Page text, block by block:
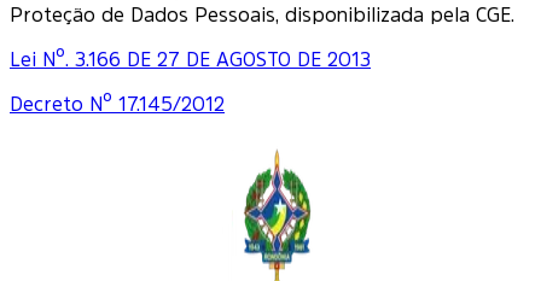
Proteção de Dados Pessoais, disponibilizada pela CGE.
Lei Nº. 3.166 DE 27 DE AGOSTO DE 2013
Decreto Nº 17.145/2012